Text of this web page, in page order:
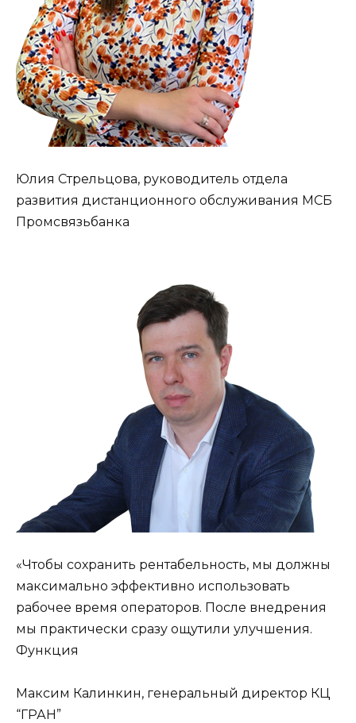
Юлия Стрельцова, руководитель отдела
развития дистанционного обслуживания МСБ
Промсвязьбанка
«Чтобы сохранить рентабельность, мы должны
максимально эффективно использовать
рабочее время операторов. После внедрения
мы практически сразу ощутили улучшения.
Функция
Максим Калинкин, генеральный директор КЦ
“ГРАН”